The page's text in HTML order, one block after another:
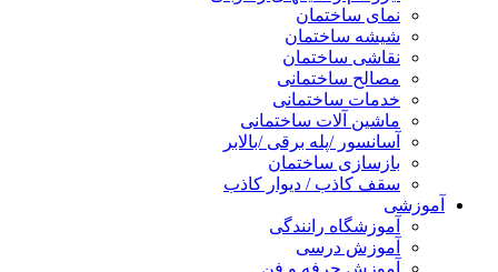
نمای ساختمان
شیشه ساختمان
نقاشی ساختمان
مصالح ساختمانی
خدمات ساختمانی
ماشین آلات ساختمانی
آسانسور /پله برقی /بالابر
بازسازی ساختمان
سقف کاذب / دیوار کاذب
آموزشی
آموزشگاه رانندگی
آموزش درسی